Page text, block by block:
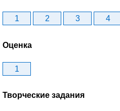
1 2 3 4
Оценка
1
Творческие задания